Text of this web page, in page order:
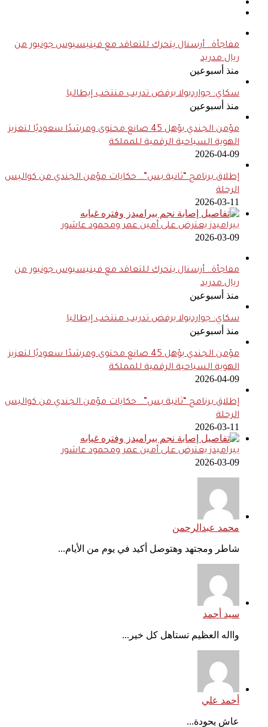
مفاجأة.. أرسنال يتحرك للتعاقد مع فينيسيوس جونيور من
ريال مدريد
منذ أسبوعين
سكاي: جوارديولا يرفض تدريب منتخب إيطاليا
منذ أسبوعين
مؤمن الجندي يؤهل 45 صانع محتوى ومرشدًا سعوديًا لتعزيز
الهوية السياحية الرقمية للمملكة
2026-04-09
إطلاق برنامج “ثانية بس”.. حكايات مؤمن الجندي من كواليس
الرحلة
2026-03-11
بيراميدز يعترض على أمين عمر ومحمود عاشور
2026-03-09
مفاجأة.. أرسنال يتحرك للتعاقد مع فينيسيوس جونيور من
ريال مدريد
منذ أسبوعين
سكاي: جوارديولا يرفض تدريب منتخب إيطاليا
منذ أسبوعين
مؤمن الجندي يؤهل 45 صانع محتوى ومرشدًا سعوديًا لتعزيز
الهوية السياحية الرقمية للمملكة
2026-04-09
إطلاق برنامج “ثانية بس”.. حكايات مؤمن الجندي من كواليس
الرحلة
2026-03-11
بيراميدز يعترض على أمين عمر ومحمود عاشور
2026-03-09
محمد عبدالرحمن
شاطر ومجتهد وهتوصل أكيد في يوم من الأيام...
سيد أحمد
وااله العظيم تستاهل كل خير...
أحمد علي
عاش يحودة...